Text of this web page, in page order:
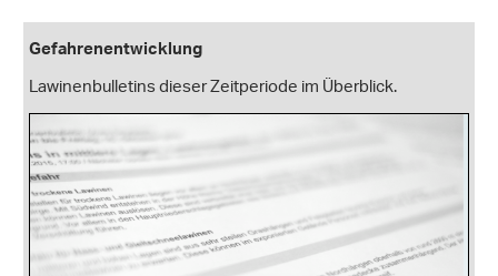
Gefahrenentwicklung
Lawinenbulletins dieser Zeitperiode im Überblick.